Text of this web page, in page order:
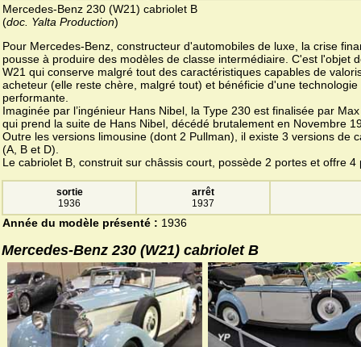
Mercedes-Benz 230 (W21) cabriolet B
(doc. Yalta Production)
Pour Mercedes-Benz, constructeur d'automobiles de luxe, la crise
pousse à produire des modèles de classe intermédiaire. C'est l'objet
W21 qui conserve malgré tout des caractéristiques capables de
acheteur (elle reste chère, malgré tout) et bénéficie d'une technologie
performante.
Imaginée par l’ingénieur Hans Nibel, la Type 230 est finalisée par
qui prend la suite de Hans Nibel, décédé brutalement en Novembre
Outre les versions limousine (dont 2 Pullman), il existe 3 versions de
(A, B et D).
Le cabriolet B, construit sur châssis court, possède 2 portes et offre 4
sortie
1936
arrêt
1937
Année du modèle présenté : 1936
Mercedes-Benz 230 (W21) cabriolet B